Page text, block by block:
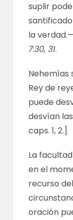
suplir
la
7:30, 31.
Nehemías
Rey de
puede
desvían
caps. 1, 2.]
La
en el
recurso
oración